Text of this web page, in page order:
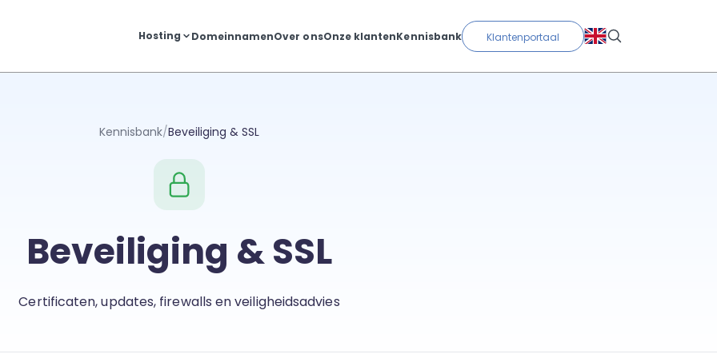
Hosting DomeinnamenOver onsOnze klantenKennisbank Klantenportaal
Kennisbank/Beveiliging & SSL
Beveiliging & SSL
Certificaten, updates, firewalls en veiligheidsadvies